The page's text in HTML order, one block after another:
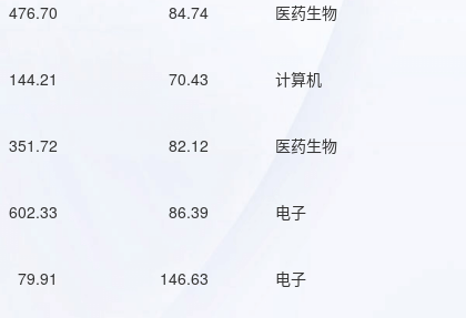
476.70 84.74 医药生物
144.21 70.43 计算机
351.72 82.12 医药生物
602.33 86.39 电子
79.91 146.63 电子